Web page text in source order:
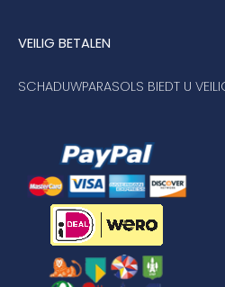
VEILIG BETALEN
SCHADUWPARASOLS BIEDT U